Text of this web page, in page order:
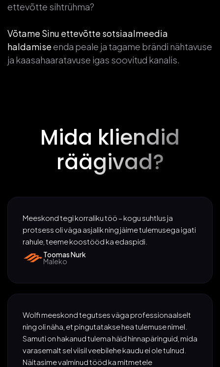
ettevõtte sihtrühma?
Võtame Sinu ettevõtte sotsiaalmeedia
haldamise enda peale ja tagame brändi nähtavuse
ja kaasahaaratavuse igas soovitud kanalis.
Mida kliendid
räägivad?
Meeskond tegi korraliku töö – kogu suhtlus ja
protsess oli väga asjalik ning jäime tulemusega igati
rahule, teeme koostööd ka edaspidi.
Toomas Nurk
Maleko
Wolfi meeskond tegutses väga professionaalselt
ning oli näha, et pingutatakse hea tulemuse nimel.
Samuti on hakanud tulema häid hinnapäringuid, mida
varasemalt sel viisil veebilehe kaudu ei ole tulnud.
Näitasime valminud tööd ka mitmetele